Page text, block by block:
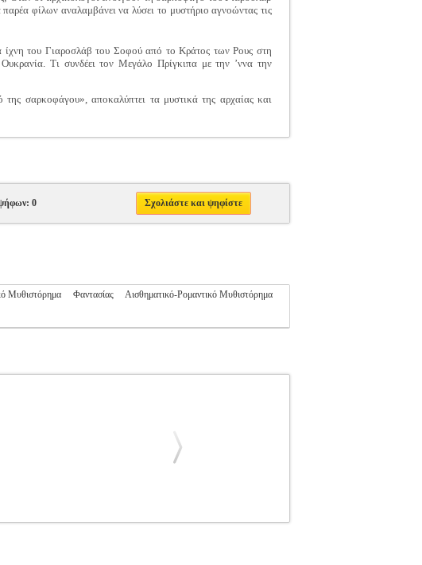
φίλων αναλαμβάνει να λύσει το μυστήριο αγνοώντας τις
ίχνη του Γιαροσλάβ του Σοφού από το Κράτος των Ρους στη
Τι συνδέει τον Μεγάλο Πρίγκιπα με την ’ννα την
σαρκοφάγου», αποκαλύπτει τα μυστικά της αρχαίας και
0 Σχολιάστε και ψηφίστε
Μυθιστόρημα Φαντασίας
Αισθηματικό-Ρομαντικό Μυθιστόρημα